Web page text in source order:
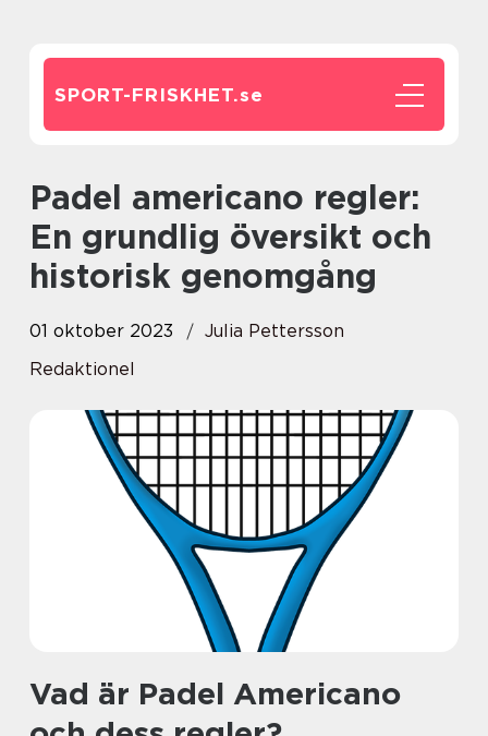
SPORT-FRISKHET.se
Padel americano regler:
En grundlig översikt och
historisk genomgång
01 oktober 2023
Julia Pettersson
Redaktionel
Vad är Padel Americano